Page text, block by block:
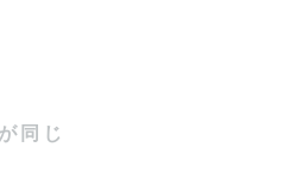
同じ